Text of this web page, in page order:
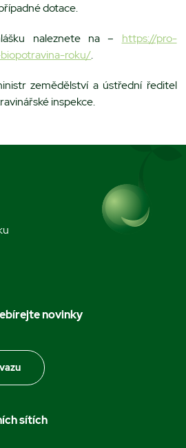
dotace.
naleznete na – https://pro-
roku/.
zemědělství a ústřední ředitel
inspekce.
novinky
sítích